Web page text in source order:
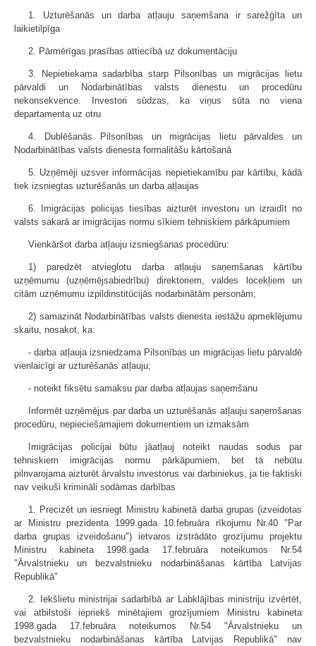
1. Uzturēšanās un darba atļauju saņemšana ir sarežģīta un
laikietilpīga
2. Pārmērīgas prasības attiecībā uz dokumentāciju
3. Nepietiekama sadarbība starp Pilsonības un migrācijas lietu
pārvaldi un Nodarbinātības valsts dienestu un procedūru
nekonsekvence. Investori sūdzas, ka viņus sūta no viena
departamenta uz otru
4. Dublēšanās Pilsonības un migrācijas lietu pārvaldes un
Nodarbinātības valsts dienesta formalitāšu kārtošanā
5. Uzņēmēji uzsver informācijas nepietiekamību par kārtību, kādā
tiek izsniegtas uzturēšanās un darba atļaujas
6. Imigrācijas policijas tiesības aizturēt investoru un izraidīt no
valsts sakarā ar imigrācijas normu sīkiem tehniskiem pārkāpumiem
Vienkāršot darba atļauju izsniegšanas procedūru:
1) paredzēt atvieglotu darba atļauju saņemšanas kārtību
uzņēmumu (uzņēmējsabiedrību) direktoriem, valdes locekļiem un
citām uzņēmumu izpildinstitūcijās nodarbinātām personām;
2) samazināt Nodarbinātības valsts dienesta iestāžu apmeklējumu
skaitu, nosakot, ka:
- darba atļauja izsniedzama Pilsonības un migrācijas lietu pārvaldē
vienlaicīgi ar uzturēšanās atļauju;
- noteikt fiksētu samaksu par darba atļaujas saņemšanu
Informēt uzņēmējus par darba un uzturēšanās atļauju saņemšanas
procedūru, nepieciešamajiem dokumentiem un izmaksām
Imigrācijas policijai būtu jāatļauj noteikt naudas sodus par
tehniskiem imigrācijas normu pārkāpumiem, bet tā nebūtu
pilnvarojama aizturēt ārvalstu investorus vai darbiniekus, ja tie faktiski
nav veikuši krimināli sodāmas darbības
1. Precizēt un iesniegt Ministru kabinetā darba grupas (izveidotas
ar Ministru prezidenta 1999.gada 10.februāra rīkojumu Nr.40 "Par
darba grupas izveidošanu") ietvaros izstrādāto grozījumu projektu
Ministru kabineta 1998.gada 17.februāra noteikumos Nr.54
"Ārvalstnieku un bezvalstnieku nodarbināšanas kārtība Latvijas
Republikā"
2. Iekšlietu ministrijai sadarbībā ar Labklājības ministriju izvērtēt,
vai atbilstoši iepriekš minētajiem grozījumiem Ministru kabineta
1998.gada 17.februāra noteikumos Nr.54 "Ārvalstnieku un
bezvalstnieku nodarbināšanas kārtība Latvijas Republikā" nav